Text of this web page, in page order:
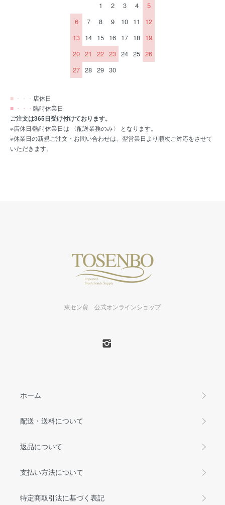
1
2 3 4
5
6
7 8 9 10 11
12
13 14 15 16 17 18 19
20 21 22 23 24 25 26
27 28 29 30
■ ・・・ 店休日
■ ・・・ 臨時休業日
ご注文は365日受け付けております。
※店休日/臨時休業日は 〈配送業務のみ〉 となります。
※休業日の新規ご注文・お問い合わせは、翌営業日より順次ご対応をさせて
いただきます。
東セン貿 公式オンラインショップ
ホーム
配送・送料について
返品について
支払い方法について
特定商取引法に基づく表記